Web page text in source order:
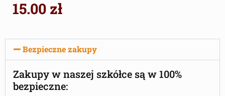
15.00 zł
Bezpieczne zakupy
Zakupy w naszej szkółce są w 100%
bezpieczne: